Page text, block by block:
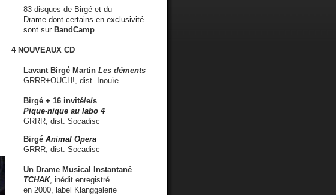
83 disques de Birgé et du
Drame dont certains en exclusivité
sont sur BandCamp
4 NOUVEAUX CD
Lavant Birgé Martin Les déments
GRRR+OUCH!, dist. Inouïe
Birgé + 16 invité/e/s
Pique-nique au labo 4
GRRR, dist. Socadisc
Birgé Animal Opera
GRRR, dist. Socadisc
Un Drame Musical Instantané
TCHAK, inédit enregistré
en 2000, label Klanggalerie